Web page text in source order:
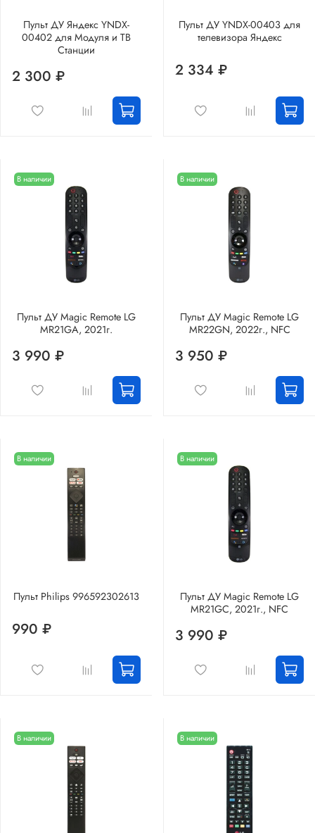
Пульт ДУ Яндекс YNDX-
00402 для Модуля и ТВ
Станции
2 300 ₽
Пульт ДУ YNDX-00403 для
телевизора Яндекс
2 334 ₽
В наличии
Пульт ДУ Magic Remote LG
MR21GA, 2021г.
3 990 ₽
В наличии
Пульт ДУ Magic Remote LG
MR22GN, 2022г., NFC
3 950 ₽
В наличии
Пульт Philips 996592302613
990 ₽
В наличии
Пульт ДУ Magic Remote LG
MR21GC, 2021г., NFC
3 990 ₽
В наличии В наличии